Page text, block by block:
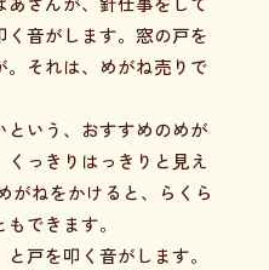
音がします。窓の戸を
。それは、めがね売りで
という、おすすめのめが
っきりはっきりと見え
がねをかけると、らくら
できます。
戸を叩く音がします。